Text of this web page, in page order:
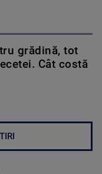
grădină, tot
Cât costă